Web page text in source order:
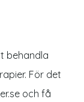
behandla
För det
och få